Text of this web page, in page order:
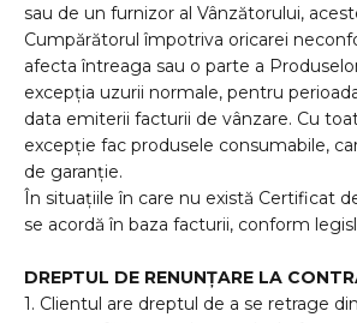
sau de un furnizor al Vânzătorului,
Cumpărătorul împotriva oricarei
afecta întreaga sau o parte a
excepția uzurii normale, pentru
data emiterii facturii de vânzare. Cu
excepție fac produsele consumabile,
de garanție.
În situațiile în care nu există Certificat
se acordă în baza facturii, conform
DREPTUL DE RENUNŢARE LA
1. Clientul are dreptul de a se retrage